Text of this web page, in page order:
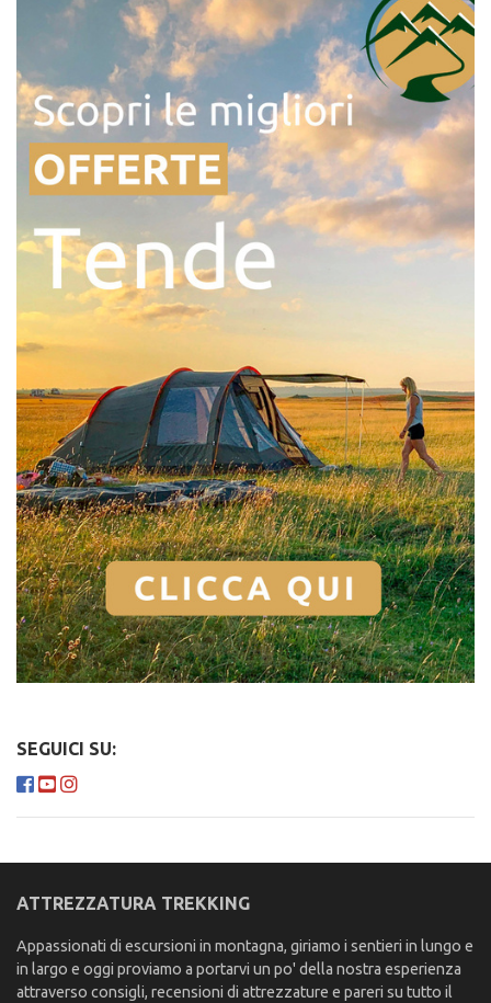
SEGUICI SU:
ATTREZZATURA TREKKING
Appassionati di escursioni in montagna, giriamo i sentieri in lungo e
in largo e oggi proviamo a portarvi un po' della nostra esperienza
attraverso consigli, recensioni di attrezzature e pareri su tutto il